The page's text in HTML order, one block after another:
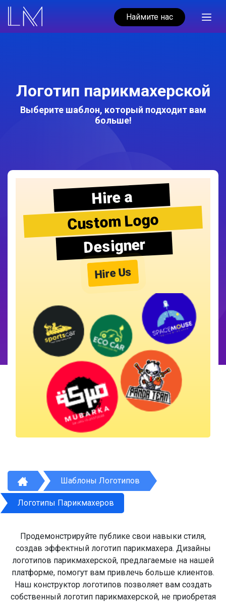
Наймите нас
Логотип парикмахерской
Выберите шаблон, который подходит вам
больше!
Hire a
Custom Logo
Designer
Hire Us
Шаблоны Логотипов
Логотипы Парикмахеров
Продемонстрируйте публике свои навыки стиля,
создав эффектный логотип парикмахера. Дизайны
логотипов парикмахерской, предлагаемые на нашей
платформе, помогут вам привлечь больше клиентов.
Наш конструктор логотипов позволяет вам создать
собственный логотип парикмахерской, не приобретая